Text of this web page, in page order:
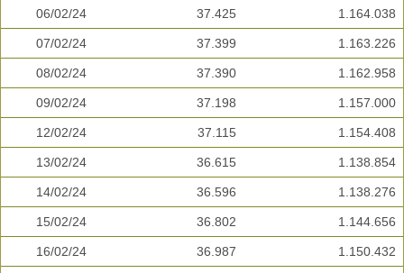
06/02/24 37.425 1.164.038
07/02/24 37.399 1.163.226
08/02/24 37.390 1.162.958
09/02/24 37.198 1.157.000
12/02/24 37.115 1.154.408
13/02/24 36.615 1.138.854
14/02/24 36.596 1.138.276
15/02/24 36.802 1.144.656
16/02/24 36.987 1.150.432